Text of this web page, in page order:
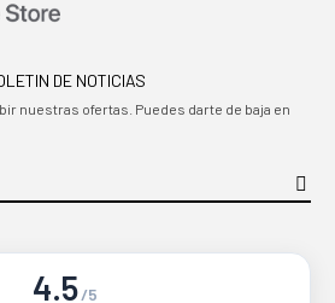
DE NOTICIAS
nuestras ofertas. Puedes darte de baja en
4.5/5